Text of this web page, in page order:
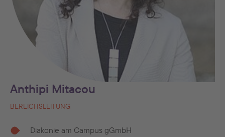
Anthipi Mitacou
BEREICHSLEITUNG
Diakonie am Campus gGmbH